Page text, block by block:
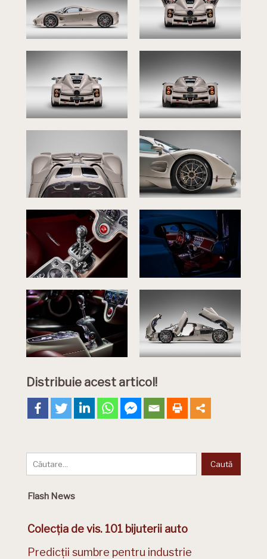
Distribuie acest articol!
Flash News
Colecția de vis. 101 bijuterii auto
Predicții sumbre pentru industrie